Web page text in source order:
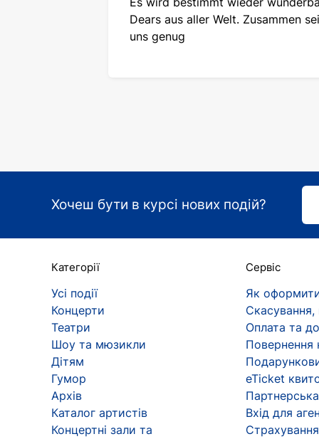
Dears aus aller Welt. Zusammen
uns genug
Хочеш бути в курсі нових подій?
Категорії
Усі події
Концерти
Театри
Шоу та мюзикли
Дітям
Гумор
Архів
Каталог артистів
Концертні зали та
Сервіс
Як
Скасування,
Оплата та
Повернення
eTicket
Вхід для